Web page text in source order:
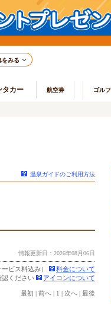
をみる
タカー 航空券 ゴルフ
温泉ガイドのご利用方法
情報更新日：2026年08月06日
ビス料込み）
料金について
認ください
アイコンについて
最初 | 前へ | 1 | 次へ | 最後